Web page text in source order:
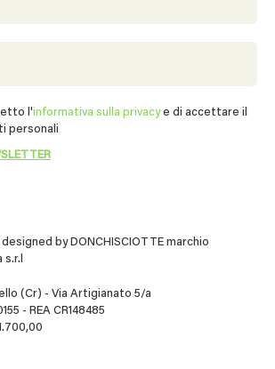
by DONCHISCIOTTE marchio
(Cr) - Via Artigianato 5/a
- REA CR148485
l'informativa sulla privacye di accettare il
personali